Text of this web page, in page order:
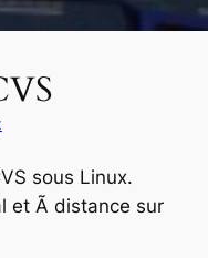
sous Linux.
et Ã distance sur